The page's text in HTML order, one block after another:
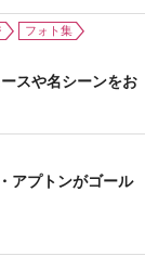
フォト集
スや名シーンをお
アプトンがゴール